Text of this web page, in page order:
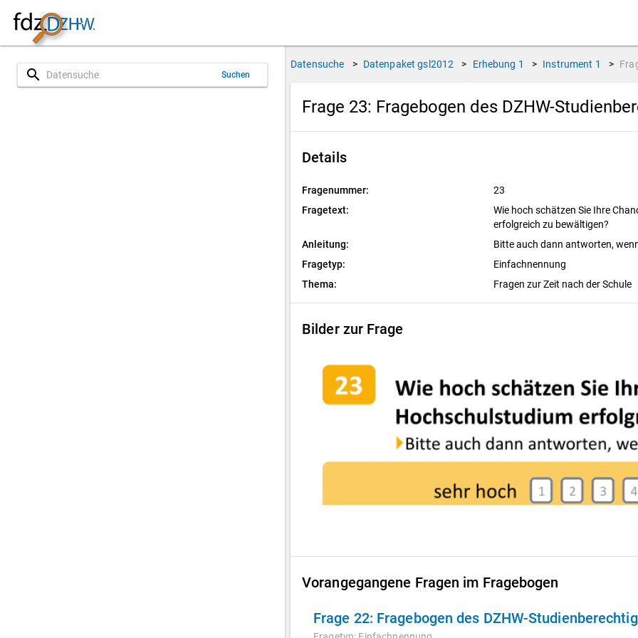
search Suchen
Datensuche > Datenpaket gsl2012 > Erhebung 1 > Instrument 1 >
Frage 23: Fragebogen des DZHW-
Details
Fragenummer:
23
Fragetext:
Wie hoch schätzen Sie Ihre
erfolgreich zu bewältigen?
Anleitung:
Bitte auch dann antworten,
Fragetyp:
Einfachnennung
Thema:
Fragen zur Zeit nach der Schule
Bilder zur Frage
Vorangegangene Fragen im Fragebogen
Frage 22: Fragebogen des DZHW-